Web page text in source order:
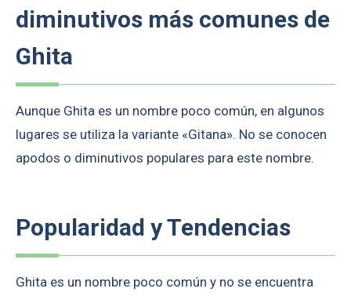
diminutivos más comunes de
Ghita
Aunque Ghita es un nombre poco común, en algunos
lugares se utiliza la variante «Gitana». No se conocen
apodos o diminutivos populares para este nombre.
Popularidad y Tendencias
Ghita es un nombre poco común y no se encuentra